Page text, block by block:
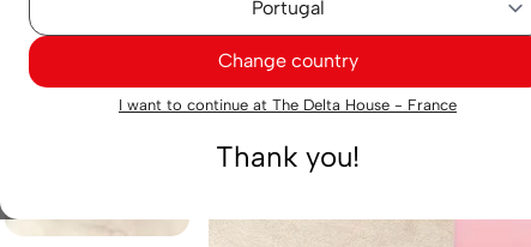
Change country
I want to continue at The Delta House - France
Thank you!
Exclusif